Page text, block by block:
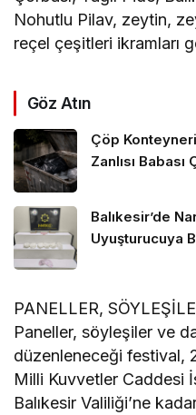
Nohutlu Pilav, zeytin,
reçel çeşitleri ikramları
Göz Atın
Çöp
Zanlısı Babası
Balıkesir’de
Uyuşturucuya
PANELLER,
Paneller, söyleşiler ve
düzenleneceği festival,
Milli Kuvvetler Caddesi
Balıkesir Valiliği’ne